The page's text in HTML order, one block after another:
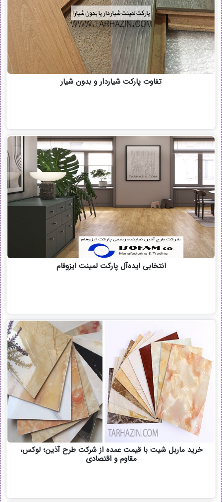
تفاوت پارکت شیاردار و بدون شیار
انتخابی ایده‌آل پارکت لمینت ایزوفام
خرید ماربل شیت با قیمت عمده از شرکت طرح آذین؛ لوکس،
مقاوم و اقتصادی